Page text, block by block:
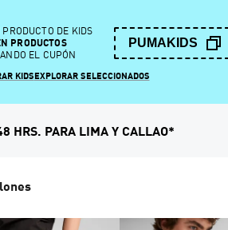
DE KIDS
PRODUCTOS
EL CUPÓN
PUMAKIDS
KIDSEXPLORAR SELECCIONADOS
HRS. PARA LIMA Y CALLAO*